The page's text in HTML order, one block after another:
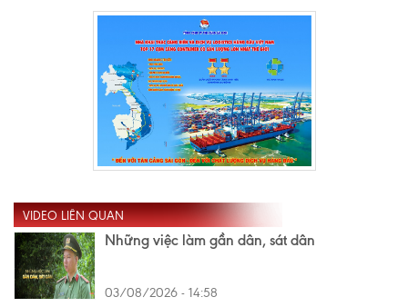
VIDEO LIÊN QUAN
Những việc làm gần dân, sát dân
03/08/2026 - 14:58